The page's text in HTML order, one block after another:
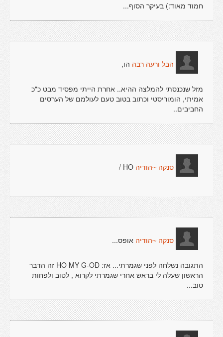
חמוד מאוד:) בעיקר הסוף...
הבל ורעה רבה הו,
מזל שנכנסתי להמלצה ההיא.. אחרת הייתי מפסיד מבט כ"כ
אמיתי, הומוריסטי וכתוב בטוב טעם לעולמם של הערסים
החביבים..
סנקה ~הודיה HO /
סנקה ~הודיה אופס...
התגובה נשלחה לפני שגמרתי... אז: HO MY G-OD זה הדבר
הראשון שעלה לי בראש אחרי שגמרתי לקרוא , לטוב ולפחות
טוב...